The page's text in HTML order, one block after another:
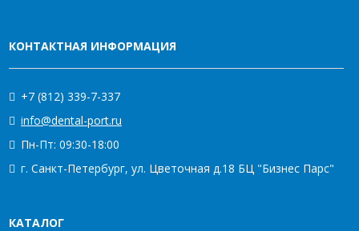
КОНТАКТНАЯ ИНФОРМАЦИЯ
+7 (812) 339-7-337
info@dental-port.ru
Пн-Пт: 09:30-18:00
г. Санкт-Петербург, ул. Цветочная д.18 БЦ "Бизнес Парс"
КАТАЛОГ